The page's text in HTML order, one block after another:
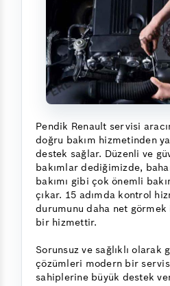
Pendik Renault servisi
doğru bakım hizmetinden
destek sağlar. Düzenli ve
bakımlar dediğimizde,
bakımı gibi çok önemli
çıkar. 15 adımda kontrol
durumunu daha net
bir hizmettir.
Sorunsuz ve sağlıklı olarak
çözümleri modern bir
sahiplerine büyük destek